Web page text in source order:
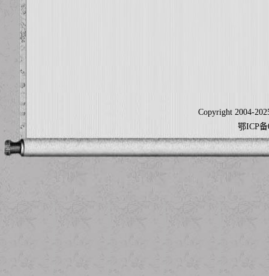
Copyright 2004-
鄂ICP备